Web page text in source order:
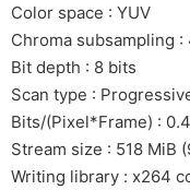
Color space : YUV
Chroma subsampling :
Bit depth : 8 bits
Scan type :
Bits/(Pixel*Frame) :
Stream size : 518 MiB
Writing library : x264